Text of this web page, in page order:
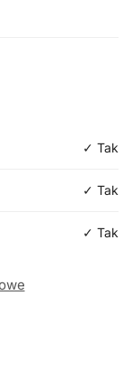
✓ Tak
✓ Tak
✓ Tak